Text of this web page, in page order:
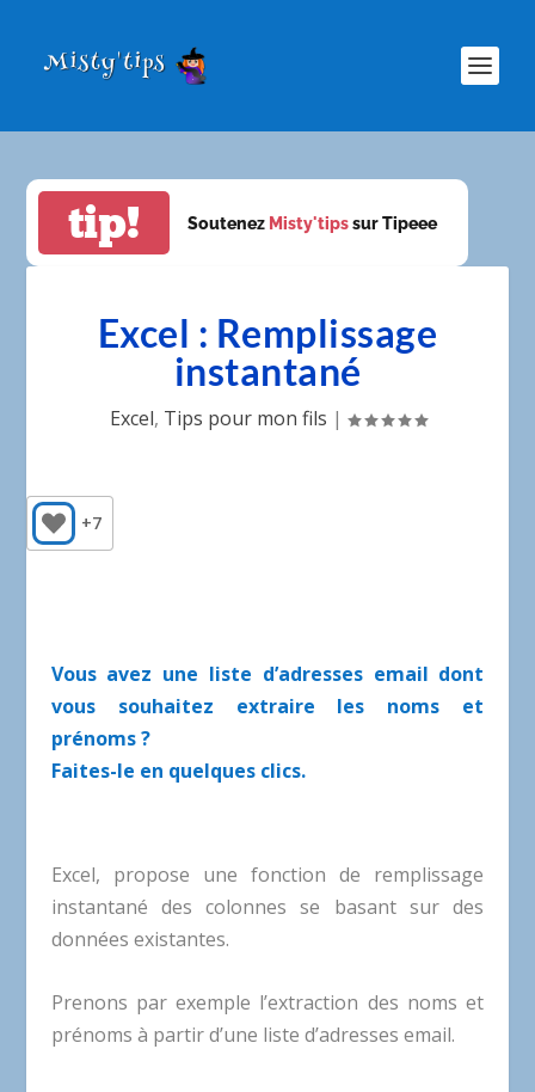
tip! Soutenez Misty'tipssur Tipeee
Excel : Remplissage
instantané
Excel, Tips pour mon fils |
+7
Vous avez une liste d’adresses email dont
vous souhaitez extraire les noms et
prénoms ?
Faites-le en quelques clics.
Excel, propose une fonction de remplissage
instantané des colonnes se basant sur des
données existantes.
Prenons par exemple l’extraction des noms et
prénoms à partir d’une liste d’adresses email.